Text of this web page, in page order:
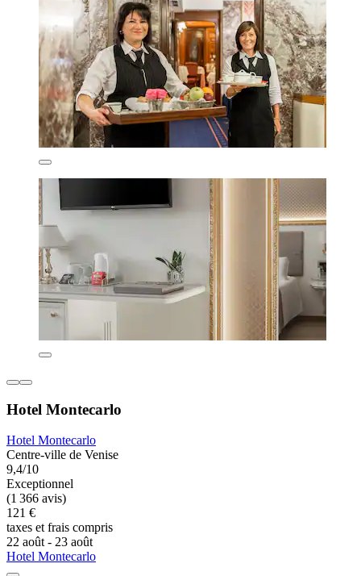
Hotel Montecarlo
Hotel Montecarlo
Centre-ville de Venise
9,4/10
Exceptionnel
(1 366 avis)
121 €
taxes et frais compris
22 août - 23 août
Hotel Montecarlo